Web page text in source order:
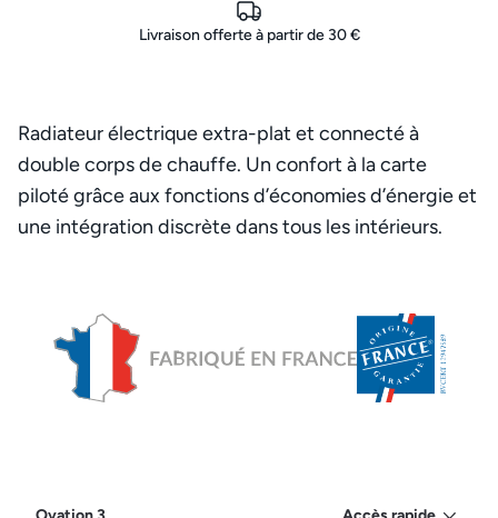
Livraison offerte à partir de 30 €
Radiateur électrique extra-plat et connecté à
double corps de chauffe. Un confort à la carte
piloté grâce aux fonctions d’économies d’énergie et
une intégration discrète dans tous les intérieurs.